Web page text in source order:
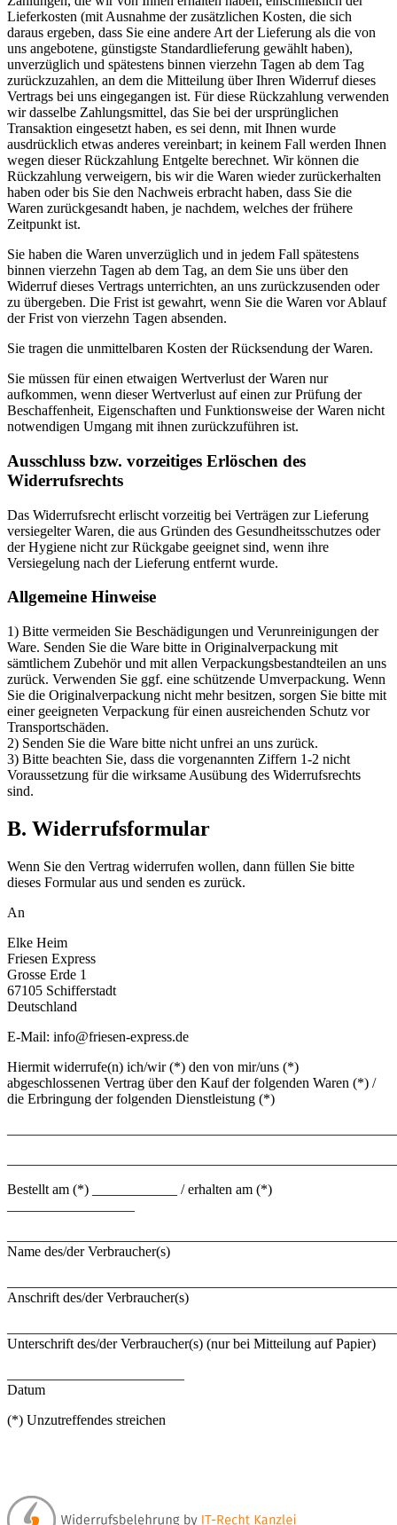
Lieferkosten (mit Ausnahme der zusätzlichen Kosten, die sich
daraus ergeben, dass Sie eine andere Art der Lieferung als die von
uns angebotene, günstigste Standardlieferung gewählt haben),
unverzüglich und spätestens binnen vierzehn Tagen ab dem Tag
zurückzuzahlen, an dem die Mitteilung über Ihren Widerruf dieses
Vertrags bei uns eingegangen ist. Für diese Rückzahlung verwenden
wir dasselbe Zahlungsmittel, das Sie bei der ursprünglichen
Transaktion eingesetzt haben, es sei denn, mit Ihnen wurde
ausdrücklich etwas anderes vereinbart; in keinem Fall werden Ihnen
wegen dieser Rückzahlung Entgelte berechnet. Wir können die
Rückzahlung verweigern, bis wir die Waren wieder zurückerhalten
haben oder bis Sie den Nachweis erbracht haben, dass Sie die
Waren zurückgesandt haben, je nachdem, welches der frühere
Zeitpunkt ist.
Sie haben die Waren unverzüglich und in jedem Fall spätestens
binnen vierzehn Tagen ab dem Tag, an dem Sie uns über den
Widerruf dieses Vertrags unterrichten, an uns zurückzusenden oder
zu übergeben. Die Frist ist gewahrt, wenn Sie die Waren vor Ablauf
der Frist von vierzehn Tagen absenden.
Sie tragen die unmittelbaren Kosten der Rücksendung der Waren.
Sie müssen für einen etwaigen Wertverlust der Waren nur
aufkommen, wenn dieser Wertverlust auf einen zur Prüfung der
Beschaffenheit, Eigenschaften und Funktionsweise der Waren nicht
notwendigen Umgang mit ihnen zurückzuführen ist.
Ausschluss bzw. vorzeitiges Erlöschen des
Widerrufsrechts
Das Widerrufsrecht erlischt vorzeitig bei Verträgen zur Lieferung
versiegelter Waren, die aus Gründen des Gesundheitsschutzes oder
der Hygiene nicht zur Rückgabe geeignet sind, wenn ihre
Versiegelung nach der Lieferung entfernt wurde.
Allgemeine Hinweise
1) Bitte vermeiden Sie Beschädigungen und Verunreinigungen der
Ware. Senden Sie die Ware bitte in Originalverpackung mit
sämtlichem Zubehör und mit allen Verpackungsbestandteilen an uns
zurück. Verwenden Sie ggf. eine schützende Umverpackung. Wenn
Sie die Originalverpackung nicht mehr besitzen, sorgen Sie bitte mit
einer geeigneten Verpackung für einen ausreichenden Schutz vor
Transportschäden.
2) Senden Sie die Ware bitte nicht unfrei an uns zurück.
3) Bitte beachten Sie, dass die vorgenannten Ziffern 1-2 nicht
Voraussetzung für die wirksame Ausübung des Widerrufsrechts
sind.
B. Widerrufsformular
Wenn Sie den Vertrag widerrufen wollen, dann füllen Sie bitte
dieses Formular aus und senden es zurück.
An
Elke Heim
Friesen Express
Grosse Erde 1
67105 Schifferstadt
Deutschland
E-Mail: info@friesen-express.de
Hiermit widerrufe(n) ich/wir (*) den von mir/uns (*)
abgeschlossenen Vertrag über den Kauf der folgenden Waren (*) /
die Erbringung der folgenden Dienstleistung (*)
Bestellt am (*) ____________ / erhalten am (*)
Name des/der Verbraucher(s)
Anschrift des/der Verbraucher(s)
Unterschrift des/der Verbraucher(s) (nur bei Mitteilung auf Papier)
Datum
(*) Unzutreffendes streichen